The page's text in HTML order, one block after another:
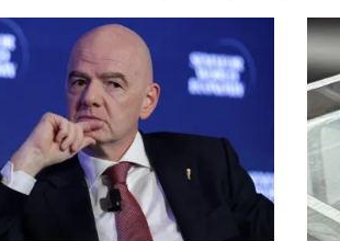
Aston Martin Valiant: على هوى الأبطال